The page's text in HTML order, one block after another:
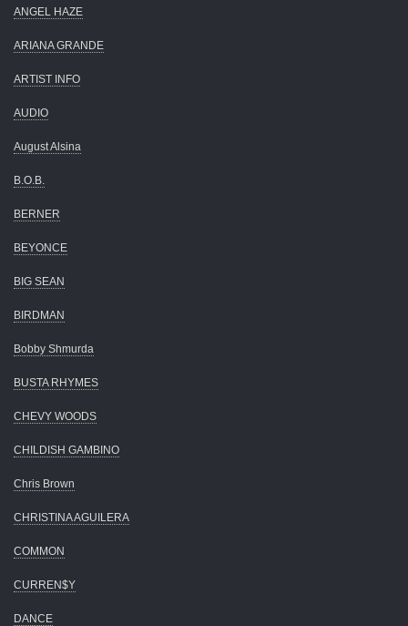
ANGEL HAZE
ARIANA GRANDE
ARTIST INFO
AUDIO
August Alsina
B.O.B.
BERNER
BEYONCE
BIG SEAN
BIRDMAN
Bobby Shmurda
BUSTA RHYMES
CHEVY WOODS
CHILDISH GAMBINO
Chris Brown
CHRISTINA AGUILERA
COMMON
CURREN$Y
DANCE